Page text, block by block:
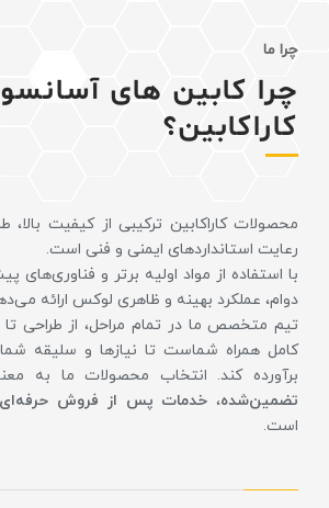
چرا ما
چرا کابین های
کاراکابین؟
محصولات کاراکابین ترکیبی از کیفیت بالا،
رعایت استانداردهای ایمنی و فنی است.
با استفاده از مواد اولیه برتر و فناوری‌های
دوام، عملکرد بهینه و ظاهری لوکس ارائه
تیم متخصص ما در تمام مراحل، از طراحی تا
کامل همراه شماست تا نیازها و سلیقه
برآورده کند. انتخاب محصولات ما به
تضمین‌شده، خدمات پس از فروش حرفه‌ای
است.